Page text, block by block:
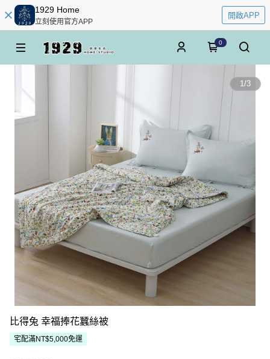
1929 Home
立刻使用官方APP
開啟APP
0
1/3
比得兔 幸福捧花蠶絲被
宅配滿NT$5,000免運